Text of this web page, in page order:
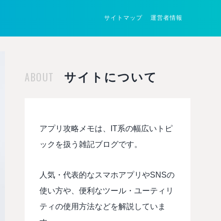
サイトマップ 運営者情報
ABOUT サイトについて
アプリ攻略メモは、IT系の幅広いトピ
ックを扱う雑記ブログです。
人気・代表的なスマホアプリやSNSの
使い方や、便利なツール・ユーティリ
ティの使用方法などを解説していま